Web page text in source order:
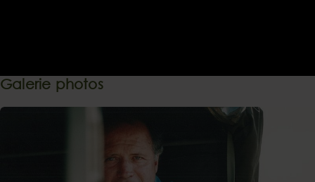
Galerie photos